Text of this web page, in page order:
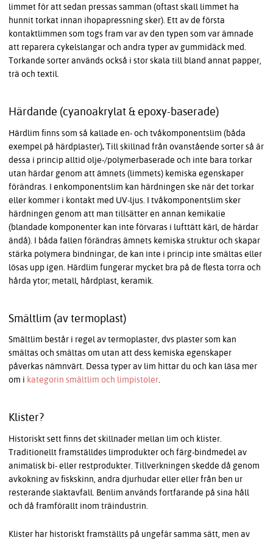
limmet för att sedan pressas samman (oftast skall limmet ha
hunnit torkat innan ihopapressning sker). Ett av de första
kontaktlimmen som togs fram var av den typen som var ämnade
att reparera cykelslangar och andra typer av gummidäck med.
Torkande sorter används också i stor skala till bland annat papper,
trä och textil.
Härdande (cyanoakrylat & epoxy-baserade)
Härdlim finns som så kallade en- och tvåkomponentslim (båda
exempel på härdplaster).Till skillnad från ovanstående sorter så är
dessa i princip alltid olje-/polymerbaserade och inte bara torkar
utan härdar genom att ämnets (limmets) kemiska egenskaper
förändras. I enkomponentslim kan härdningen ske när det torkar
eller kommer i kontakt med UV-ljus. I tvåkomponentslim sker
härdningen genom att man tillsätter en annan kemikalie
(blandade komponenter kan inte förvaras i lufttätt kärl, de härdar
ändå). I båda fallen förändras ämnets kemiska struktur och skapar
stärka polymera bindningar, de kan inte i princip inte smältas eller
lösas upp igen. Härdlim fungerar mycket bra på de flesta torra och
hårda ytor; metall, hårdplast, keramik.
Smältlim (av termoplast)
Smältlim består i regel av termoplaster, dvs plaster som kan
smältas och smältas om utan att dess kemiska egenskaper
påverkas nämnvärt. Dessa typer av lim hittar du och kan läsa mer
om i kategorin smältlim och limpistoler.
Klister?
Historiskt sett finns det skillnader mellan lim och klister.
Traditionellt framställdes limprodukter och färg-bindmedel av
animalisk bi- eller restprodukter. Tillverkningen skedde då genom
avkokning av fiskskinn, andra djurhudar eller eller från ben ur
resterande slaktavfall. Benlim används fortfarande på sina håll
och då framförallt inom träindustrin.
Klister har historiskt framställts på ungefär samma sätt, men av